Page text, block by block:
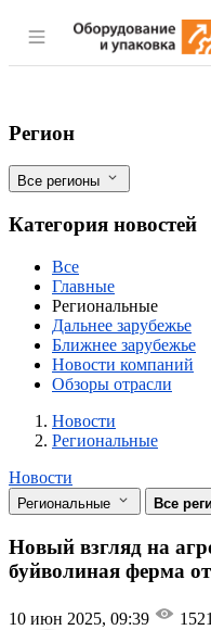
Раздел
Новый взгляд
Фильтры
Регион
Все регионы
Категория новостей
Все
Главные
Региональные
Дальнее зарубежье
Ближнее зарубежье
Новости компаний
Обзоры отрасли
Новости
Разделы
Новости
Региональные
Новости
Региональные Все
Новый взгляд на
буйволиная ферма
10 июн 2025, 09:39 1521